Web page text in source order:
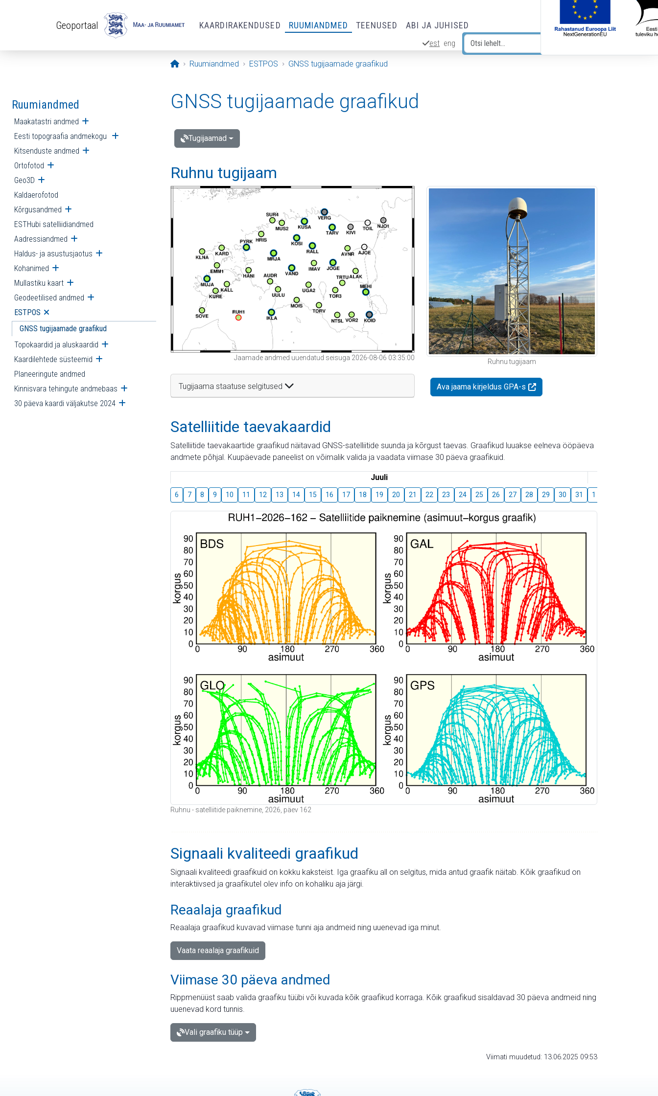
Geoportaal KAARDIRAKENDUSED RUUMIANDMED TEENUSED ABI JA JUHISED
est eng
Avaleht
Ruumiandmed ESTPOS GNSS tugijaamade graafikud
Ruumiandmed
Maakatastri andmed Ava alammenüü
Eesti topograafia andmekogu Ava alammenüü
Kitsenduste andmed Ava alammenüü
Ortofotod Ava alammenüü
Geo3D Ava alammenüü
Kaldaerofotod
Kõrgusandmed Ava alammenüü
ESTHubi satelliidiandmed
Aadressiandmed Ava alammenüü
Haldus- ja asustusjaotus Ava alammenüü
Kohanimed Ava alammenüü
Mullastiku kaart Ava alammenüü
Geodeetilised andmed Ava alammenüü
ESTPOS Ava alammenüü
GNSS tugijaamade graafikud
Topokaardid ja aluskaardid Ava alammenüü
Kaardilehtede süsteemid Ava alammenüü
Planeeringute andmed
Kinnisvara tehingute andmebaas Ava alammenüü
30 päeva kaardi väljakutse 2024 Ava alammenüü
GNSS tugijaamade graafikud
Tugijaamad
Ruhnu tugijaam
Jaamade andmed uuendatud seisuga 2026-08-06 03:35:00
Tugijaama staatuse selgitused
Ruhnu tugijaam
Ava jaama kirjeldus GPA-s
Satelliitide taevakaardid
Satelliitide taevakaartide graafikud näitavad GNSS-satelliitide suunda ja kõrgust taevas. Graafikud luuakse eelneva ööpäeva
andmete põhjal. Kuupäevade paneelist on võimalik valida ja vaadata viimase 30 päeva graafikuid.
Juuli
6 7 8 9 10 11 12 13 14 15 16 17 18 19 20 21 22 23 24 25 26 27 28 29 30 31 1
Ruhnu - satelliitide paiknemine, 2026, päev 162
Signaali kvaliteedi graafikud
Signaali kvaliteedi graafikuid on kokku kaksteist. Iga graafiku all on selgitus, mida antud graafik näitab. Kõik graafikud on
interaktiivsed ja graafikutel olev info on kohaliku aja järgi.
Reaalaja graafikud
Reaalaja graafikud kuvavad viimase tunni aja andmeid ning uuenevad iga minut.
Vaata reaalaja graafikuid
Viimase 30 päeva andmed
Rippmenüüst saab valida graafiku tüübi või kuvada kõik graafikud korraga. Kõik graafikud sisaldavad 30 päeva andmeid ning
uuenevad kord tunnis.
Vali graafiku tüüp
Viimati muudetud: 13.06.2025 09:53